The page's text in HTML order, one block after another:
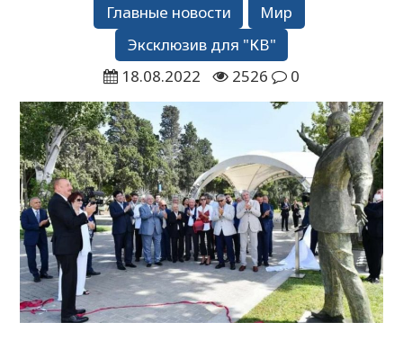
Главные новости
Мир
Эксклюзив для "КВ"
18.08.2022
2526 0